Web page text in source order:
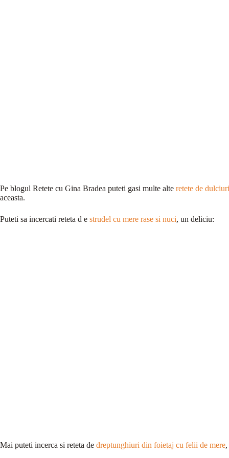
Pe blogul Retete cu Gina Bradea puteti gasi multe alte retete de dulciuri
aceasta.
Puteti sa incercati reteta d e strudel cu mere rase si nuci, un deliciu:
Mai puteti incerca si reteta de dreptunghiuri din foietaj cu felii de mere